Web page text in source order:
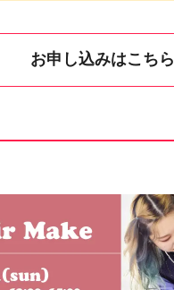
お申し込みはこちら